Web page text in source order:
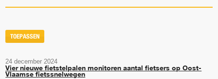
24 december 2024
Vier nieuwe fietstelpalen monitoren aantal fietsers op Oost-
Vlaamse fietssnelwegen